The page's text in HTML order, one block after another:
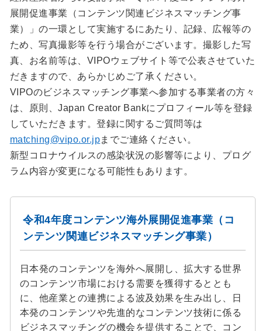
展開促進事業（コンテンツ関連ビジネスマッチング事
業）」の一環として実施するにあたり、記録、広報等の
ため、写真撮影等を行う場合がございます。撮影した写
真、お名前等は、VIPOウェブサイト等で公表させていた
だきますので、あらかじめご了承ください。
VIPOのビジネスマッチング事業へ参加する事業者の方々
は、原則、Japan Creator Bankにプロフィール等を登録
していただきます。登録に関するご質問等は
matching@vipo.or.jpまでご連絡ください。
新型コロナウイルスの感染状況の影響等により、プログ
ラム内容が変更になる可能性もあります。
令和4年度コンテンツ海外展開促進事業（コ
ンテンツ関連ビジネスマッチング事業）
日本発のコンテンツを海外へ展開し、拡大する世界
のコンテンツ市場における需要を獲得するととも
に、他産業との連携による波及効果を生み出し、日
本発のコンテンツや先進的なコンテンツ技術に係る
ビジネスマッチングの機会を提供することで、コン